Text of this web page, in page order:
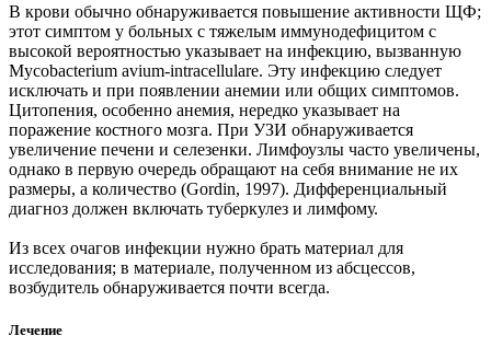
В крови обычно обнаруживается повышение активности ЩФ;
этот симптом у больных с тяжелым иммунодефицитом с
высокой вероятностью указывает на инфекцию, вызванную
Mycobacterium avium-intracellulare. Эту инфекцию следует
исключать и при появлении анемии или общих симптомов.
Цитопения, особенно анемия, нередко указывает на
поражение костного мозга. При УЗИ обнаруживается
увеличение печени и селезенки. Лимфоузлы часто увеличены,
однако в первую очередь обращают на себя внимание не их
размеры, а количество (Gordin, 1997). Дифференциальный
диагноз должен включать туберкулез и лимфому.
Из всех очагов инфекции нужно брать материал для
исследования; в материале, полученном из абсцессов,
возбудитель обнаруживается почти всегда.
Лечение